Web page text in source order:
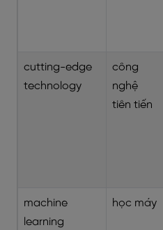
cutting-edge
technology
công
nghệ
tiên tiến
machine
learning
học máy